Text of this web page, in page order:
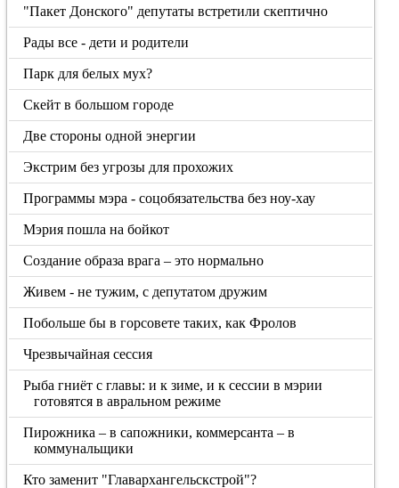
"Пакет Донского" депутаты встретили скептично
Рады все - дети и родители
Парк для белых мух?
Скейт в большом городе
Две стороны одной энергии
Экстрим без угрозы для прохожих
Программы мэра - соцобязательства без ноу-хау
Мэрия пошла на бойкот
Создание образа врага – это нормально
Живем - не тужим, с депутатом дружим
Побольше бы в горсовете таких, как Фролов
Чрезвычайная сессия
Рыба гниёт с главы: и к зиме, и к сессии в мэрии
готовятся в авральном режиме
Пирожника – в сапожники, коммерсанта – в
коммунальщики
Кто заменит "Главархангельскстрой"?